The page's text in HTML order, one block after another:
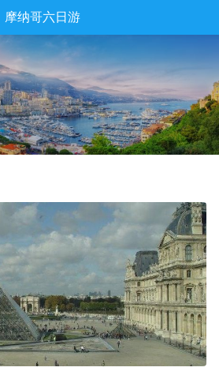
摩纳哥六日游